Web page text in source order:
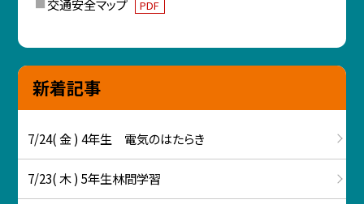
交通安全マップ PDF
新着記事
7/24( 金 ) 4年生 電気のはたらき
7/23( 木 ) 5年生林間学習